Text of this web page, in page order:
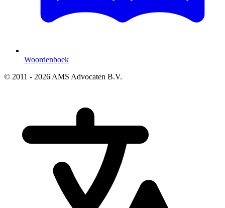
Woordenboek
© 2011 - 2026 AMS Advocaten B.V.